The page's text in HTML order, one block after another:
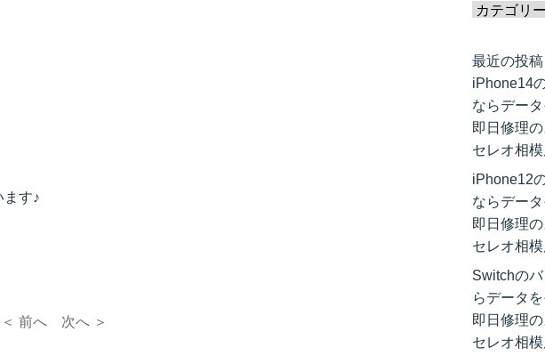
す♪
＜ 前へ 次へ ＞
最近の投稿
iPhone14
ならデー
即日修理
セレオ相模
iPhone12
ならデー
即日修理
セレオ相模
Switchの
らデータ
即日修理
セレオ相